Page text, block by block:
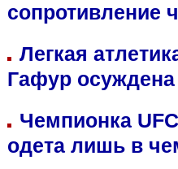
сопротивление
Легкая
Гафур осуждена
Чемпионка
одета лишь в